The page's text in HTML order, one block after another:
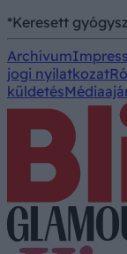
*Keresett
Archívum
jogi nyilatkozat
küldetés